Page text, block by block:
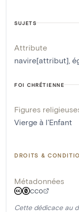
SUJETS
Attribute
navire[attribut]
FOI CHRÉTIENNE
Figures
Vierge à l'Enfant
DROITS &
Métadonnées
CC0
Cette dédicace au